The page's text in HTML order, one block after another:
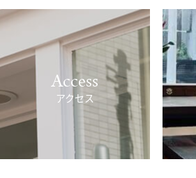
Access
アクセス